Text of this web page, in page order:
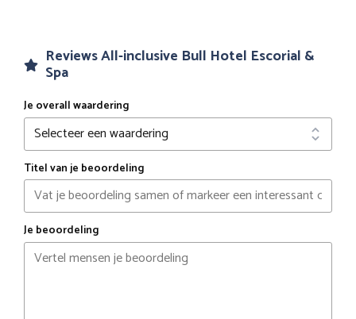
Reviews All-inclusive Bull Hotel Escorial &
Spa
Je overall waardering
Titel van je beoordeling
Je beoordeling